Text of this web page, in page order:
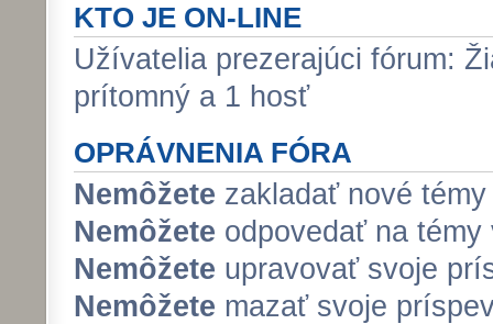
KTO JE ON-LINE
Užívatelia prezerajúci fórum:
prítomný a 1 hosť
OPRÁVNENIA FÓRA
Nemôžete zakladať nové
Nemôžete odpovedať na témy
Nemôžete upravovať svoje
Nemôžete mazať svoje